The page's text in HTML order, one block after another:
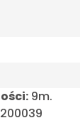
9m.